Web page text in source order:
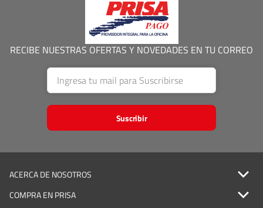
RECIBE NUESTRAS OFERTAS Y NOVEDADES EN TU CORREO
Suscribir
ACERCA DE NOSOTROS
COMPRA EN PRISA